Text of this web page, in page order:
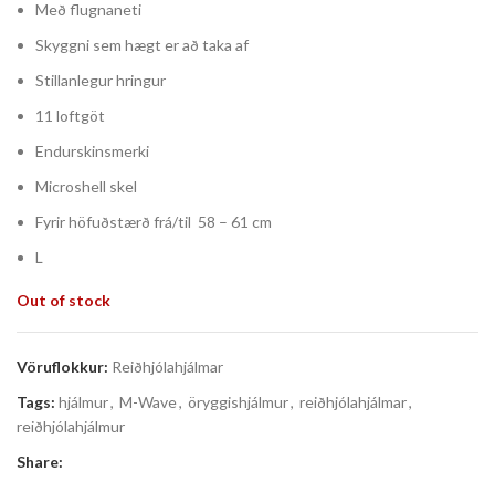
Með flugnaneti
Skyggni sem hægt er að taka af
Stillanlegur hringur
11 loftgöt
Endurskinsmerki
Microshell skel
Fyrir höfuðstærð frá/til 58 – 61 cm
L
Out of stock
Vöruflokkur: Reiðhjólahjálmar
Tags: hjálmur, M-Wave, öryggishjálmur, reiðhjólahjálmar,
reiðhjólahjálmur
Share: